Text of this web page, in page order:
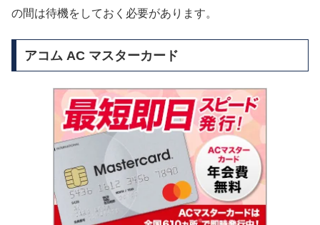
の間は待機をしておく必要があります。
アコム AC マスターカード